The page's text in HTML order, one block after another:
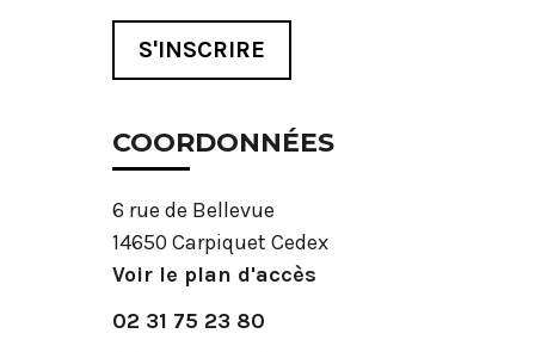
S'INSCRIRE
COORDONNÉES
6 rue de Bellevue
14650 Carpiquet Cedex
Voir le plan d'accès
02 31 75 23 80